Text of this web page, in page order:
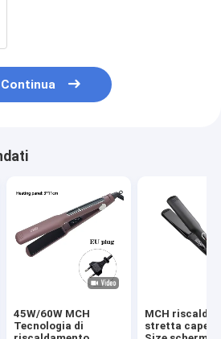
Continua
45W/60W MCH
Tecnologia di
MCH
stretta